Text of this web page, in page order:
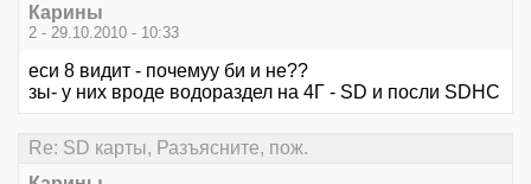
Карины
2 - 29.10.2010 - 10:33
еси 8 видит - почемуу би и не??
зы- у них вроде водораздел на 4Г - SD и посли SDHC
Re: SD карты, Разъясните, пож.